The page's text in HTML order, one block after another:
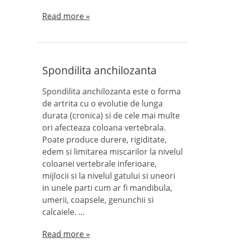
Read more »
Spondilita anchilozanta
Spondilita anchilozanta este o forma
de artrita cu o evolutie de lunga
durata (cronica) si de cele mai multe
ori afecteaza coloana vertebrala.
Poate produce durere, rigiditate,
edem si limitarea miscarilor la nivelul
coloanei vertebrale inferioare,
mijlocii si la nivelul gatului si uneori
in unele parti cum ar fi mandibula,
umerii, coapsele, genunchii si
calcaiele. …
Read more »